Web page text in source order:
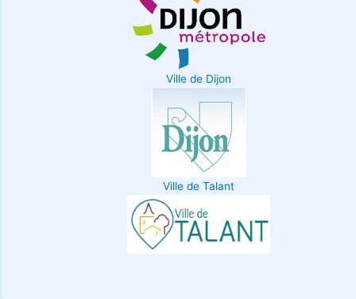
Ville de Dijon
Ville de Talant